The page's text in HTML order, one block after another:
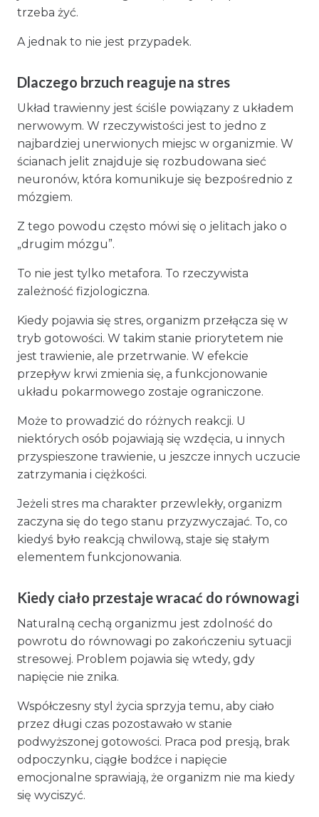
trzeba żyć.
A jednak to nie jest przypadek.
Dlaczego brzuch reaguje na stres
Układ trawienny jest ściśle powiązany z układem
nerwowym. W rzeczywistości jest to jedno z
najbardziej unerwionych miejsc w organizmie. W
ścianach jelit znajduje się rozbudowana sieć
neuronów, która komunikuje się bezpośrednio z
mózgiem.
Z tego powodu często mówi się o jelitach jako o
„drugim mózgu”.
To nie jest tylko metafora. To rzeczywista
zależność fizjologiczna.
Kiedy pojawia się stres, organizm przełącza się w
tryb gotowości. W takim stanie priorytetem nie
jest trawienie, ale przetrwanie. W efekcie
przepływ krwi zmienia się, a funkcjonowanie
układu pokarmowego zostaje ograniczone.
Może to prowadzić do różnych reakcji. U
niektórych osób pojawiają się wzdęcia, u innych
przyspieszone trawienie, u jeszcze innych uczucie
zatrzymania i ciężkości.
Jeżeli stres ma charakter przewlekły, organizm
zaczyna się do tego stanu przyzwyczajać. To, co
kiedyś było reakcją chwilową, staje się stałym
elementem funkcjonowania.
Kiedy ciało przestaje wracać do równowagi
Naturalną cechą organizmu jest zdolność do
powrotu do równowagi po zakończeniu sytuacji
stresowej. Problem pojawia się wtedy, gdy
napięcie nie znika.
Współczesny styl życia sprzyja temu, aby ciało
przez długi czas pozostawało w stanie
podwyższonej gotowości. Praca pod presją, brak
odpoczynku, ciągłe bodźce i napięcie
emocjonalne sprawiają, że organizm nie ma kiedy
się wyciszyć.